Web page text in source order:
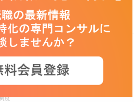
以上の見込み
二日制（土日曜日）、祝日、夏季休暇、年末年
休暇、慶弔休暇、リフレッシュ、産前産後休
休暇、年間休日120日以上
、住宅手当、交通費（通勤手当）、家族手当、
度